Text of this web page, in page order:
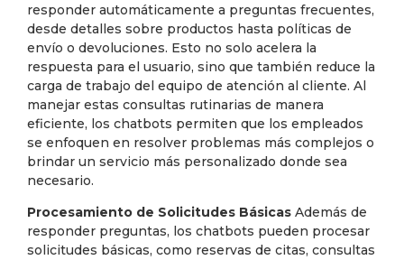
responder automáticamente a preguntas frecuentes,
desde detalles sobre productos hasta políticas de
envío o devoluciones. Esto no solo acelera la
respuesta para el usuario, sino que también reduce la
carga de trabajo del equipo de atención al cliente. Al
manejar estas consultas rutinarias de manera
eficiente, los chatbots permiten que los empleados
se enfoquen en resolver problemas más complejos o
brindar un servicio más personalizado donde sea
necesario.
Procesamiento de Solicitudes Básicas Además de
responder preguntas, los chatbots pueden procesar
solicitudes básicas, como reservas de citas, consultas